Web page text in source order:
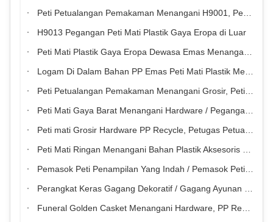
Peti Petualangan Pemakaman Menangani H9001, Peti Peti Mati dan Aksesoris Caskets
H9013 Pegangan Peti Mati Plastik Gaya Eropa di Luar
Peti Mati Plastik Gaya Eropa Dewasa Emas Menangani Bahan PP H9011
Logam Di Dalam Bahan PP Emas Peti Mati Plastik Menangani H9010 Gaya Eropa
Peti Petualangan Pemakaman Menangani Grosir, Peti Mati Emas Menangani H9004
Peti Mati Gaya Barat Menangani Hardware / Pegangan Ornamen Peti mati OEM
Peti mati Grosir Hardware PP Recycle, Petugas Petualangan Pemakaman Afrika Menangani H9002
Peti Mati Ringan Menangani Bahan Plastik Aksesoris Peti Mati
Pemasok Peti Penampilan Yang Indah / Pemasok Peti Mati
Perangkat Keras Gagang Dekoratif / Gagang Ayunan Plastik Profesional
Funeral Golden Casket Menangani Hardware, PP Recycle Wholesale Wholesale Coffin Handles